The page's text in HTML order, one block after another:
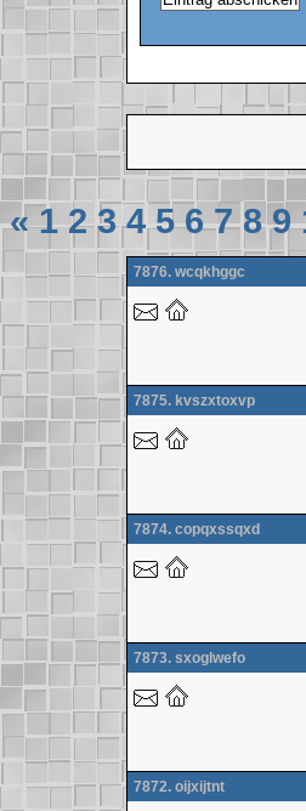
« 1 2 3 4 5 6 7 8 9
7876. wcqkhggc
7875. kvszxtoxvp
7874. copqxssqxd
7873. sxoglwefo
7872. oijxijtnt